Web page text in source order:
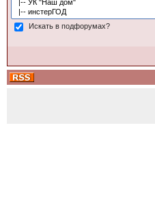
Искать в подфорумах?